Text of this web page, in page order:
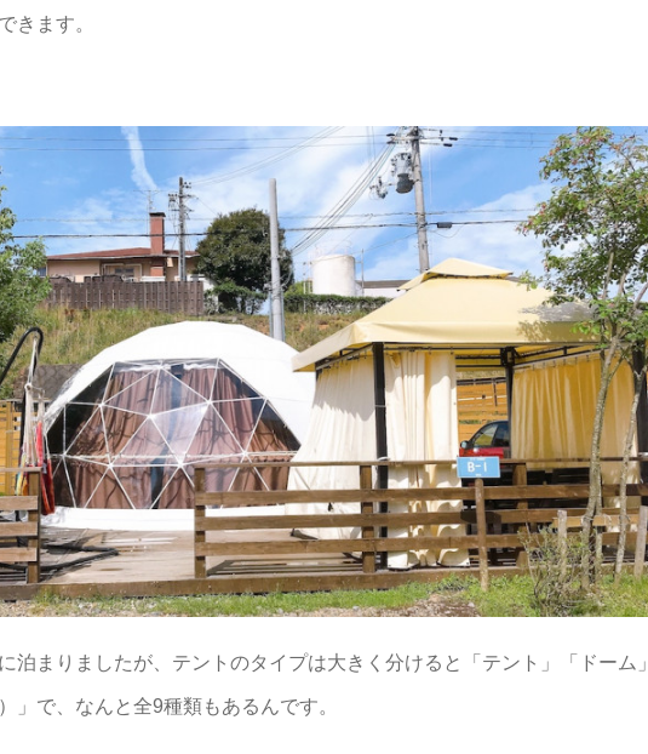
きます。
泊まりましたが、テントのタイプは大きく分けると「テント」「ドーム」
」で、なんと全9種類もあるんです。